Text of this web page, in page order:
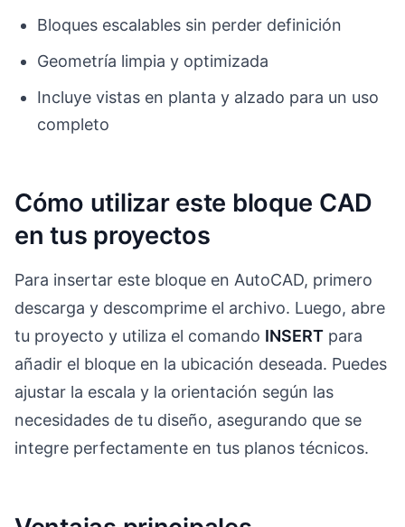
Bloques escalables sin perder definición
Geometría limpia y optimizada
Incluye vistas en planta y alzado para un uso
completo
Cómo utilizar este bloque CAD
en tus proyectos
Para insertar este bloque en AutoCAD, primero
descarga y descomprime el archivo. Luego, abre
tu proyecto y utiliza el comando INSERT para
añadir el bloque en la ubicación deseada. Puedes
ajustar la escala y la orientación según las
necesidades de tu diseño, asegurando que se
integre perfectamente en tus planos técnicos.